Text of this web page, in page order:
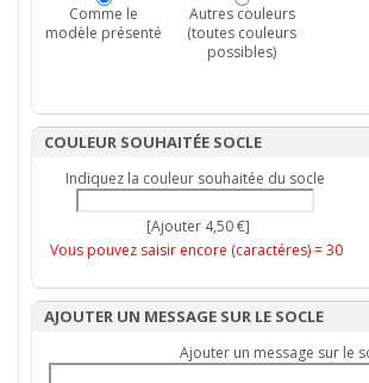
Comme le
modèle présenté
Autres couleurs
(toutes couleurs
possibles)
COULEUR SOUHAITÉE SOCLE
Indiquez la couleur souhaitée du socle
[Ajouter 4,50 €]
Vous pouvez saisir encore (caractéres) =30
AJOUTER UN MESSAGE SUR LE SOCLE
Ajouter un message sur le